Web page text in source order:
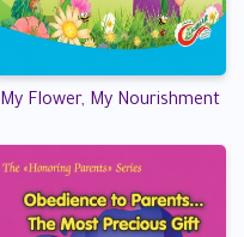
My Flower, My Nourishment